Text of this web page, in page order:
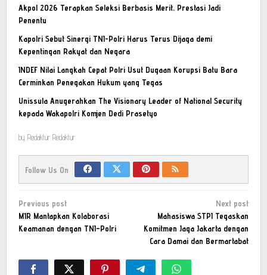
Akpol 2026 Terapkan Seleksi Berbasis Merit, Prestasi Jadi
Penentu
Kapolri Sebut Sinergi TNI-Polri Harus Terus Dijaga demi
Kepentingan Rakyat dan Negara
INDEF Nilai Langkah Cepat Polri Usut Dugaan Korupsi Batu Bara
Cerminkan Penegakan Hukum yang Tegas
Unissula Anugerahkan The Visionary Leader of National Security
kepada Wakapolri Komjen Dedi Prasetyo
by Redaktur Redaktur
Follow Us On
Post
navigation
Previous post
M1R Mantapkan Kolaborasi
Keamanan dengan TNI–Polri
Next post
Mahasiswa STPI Tegaskan
Komitmen Jaga Jakarta dengan
Cara Damai dan Bermartabat